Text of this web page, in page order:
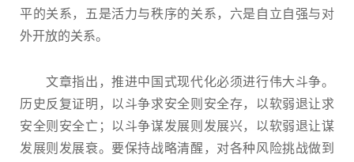
平的关系，五是活力与秩序的关系，六是自立自强与对
外开放的关系。
文章指出，推进中国式现代化必须进行伟大斗争。
历史反复证明，以斗争求安全则安全存，以软弱退让求
安全则安全亡；以斗争谋发展则发展兴，以软弱退让谋
发展则发展衰。要保持战略清醒，对各种风险挑战做到